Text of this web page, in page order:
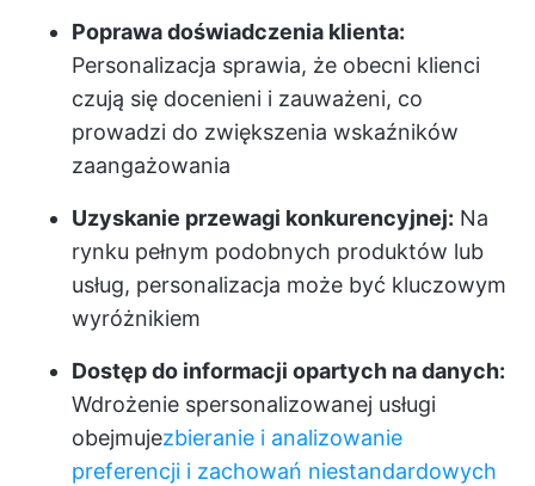
Poprawa doświadczenia klienta:
Personalizacja sprawia, że obecni klienci
czują się docenieni i zauważeni, co
prowadzi do zwiększenia wskaźników
zaangażowania
Uzyskanie przewagi konkurencyjnej: Na
rynku pełnym podobnych produktów lub
usług, personalizacja może być kluczowym
wyróżnikiem
Dostęp do informacji opartych na danych:
Wdrożenie spersonalizowanej usługi
obejmujezbieranie i analizowanie
preferencji i zachowań niestandardowych